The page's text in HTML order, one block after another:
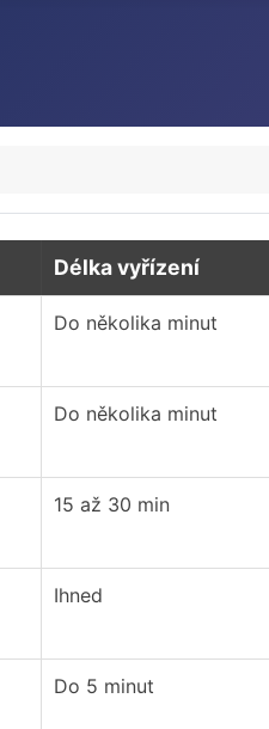
Délka vyřízení
Do několika minut
Do několika minut
15 až 30 min
Ihned
Do 5 minut